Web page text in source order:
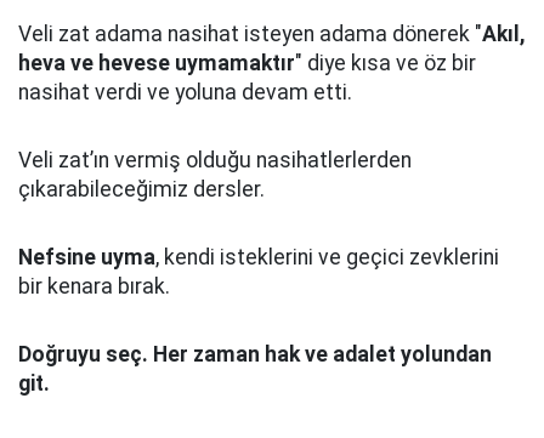
Veli zat adama nasihat isteyen adama dönerek "Akıl,
heva ve hevese uymamaktır" diye kısa ve öz bir
nasihat verdi ve yoluna devam etti.
Veli zat’ın vermiş olduğu nasihatlerlerden
çıkarabileceğimiz dersler.
Nefsine uyma, kendi isteklerini ve geçici zevklerini
bir kenara bırak.
Doğruyu seç. Her zaman hak ve adalet yolundan
git.